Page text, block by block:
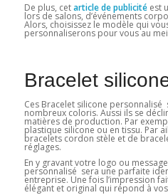
De plus, cetarticle de publicitéest
lors de salons, d’événements
Alors, choisissez le modèle qui
personnaliserons pour vous au
Bracelet
Ces Bracelet silicone
nombreux coloris. Aussi ils se
matières de production. Par
plastique silicone ou en tissu. Par
bracelets cordon stèle et de
réglages.
En y gravant votre logo ou
personnalisé sera une parfaite
entreprise. Une fois l’impression
élégant et original qui répond à